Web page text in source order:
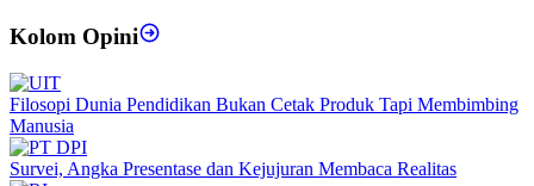
Kolom Opini
Filosopi Dunia Pendidikan Bukan Cetak Produk Tapi Membimbing
Manusia
Survei, Angka Presentase dan Kejujuran Membaca Realitas